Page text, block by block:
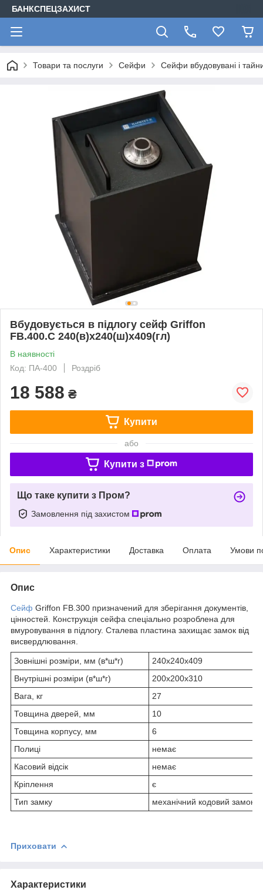
БАНКСПЕЦЗАХИСТ
Товари та послуги Сейфи Сейфи вбудовувані і
Вбудовується в підлогу сейф Griffon
FB.400.C 240(в)х240(ш)х409(гл)
В наявності
Код: ПА-400
Роздріб
18 588 ₴
Купити
або
Купити з
Що таке купити з Пром?
Замовлення під захистом
Опис Характеристики Доставка Оплата Умови
Опис
Сейф Griffon FB.300 призначений для зберігання документів,
цінностей. Конструкція сейфа спеціально розроблена для
вмуровування в підлогу. Сталева пластина захищає замок від
висвердлювання.
Зовнішні розміри, мм (в*ш*г)
240х240х409
Внутрішні розміри (в*ш*г)
200х200х310
Вага, кг
27
Товщина дверей, мм
10
Товщина корпусу, мм
6
Полиці
немає
Касовий відсік
немає
Кріплення
є
Тип замку
механічний кодовий замок
Приховати
Характеристики